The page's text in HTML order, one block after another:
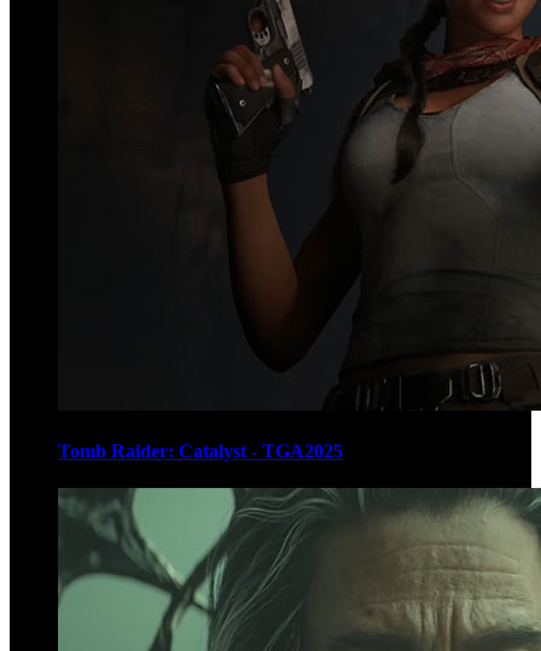
Tomb Raider: Catalyst - TGA2025